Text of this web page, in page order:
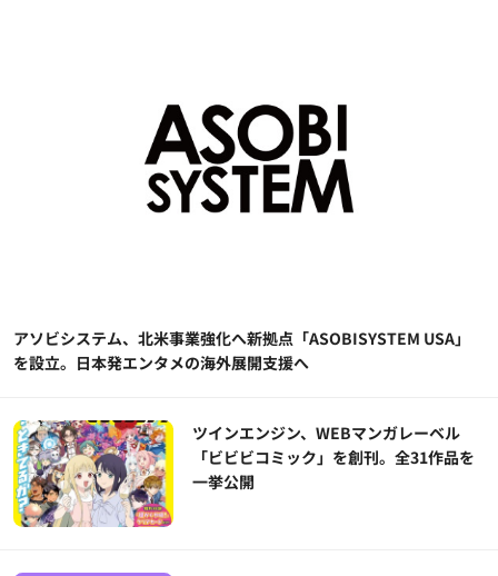
アソビシステム、北米事業強化へ新拠点「ASOBISYSTEM USA」
を設立。日本発エンタメの海外展開支援へ
ツインエンジン、WEBマンガレーベル
「ビビビコミック」を創刊。全31作品を
一挙公開